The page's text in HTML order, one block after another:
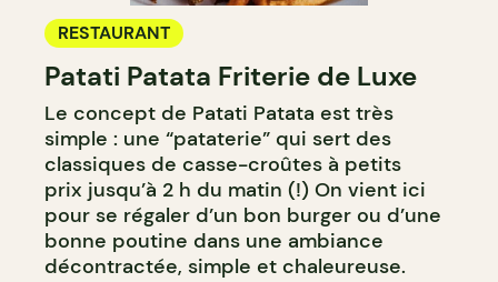
RESTAURANT
Patati Patata Friterie de Luxe
Le concept de Patati Patata est très
simple : une “pataterie” qui sert des
classiques de casse-croûtes à petits
prix jusqu’à 2 h du matin (!) On vient ici
pour se régaler d’un bon burger ou d’une
bonne poutine dans une ambiance
décontractée, simple et chaleureuse.